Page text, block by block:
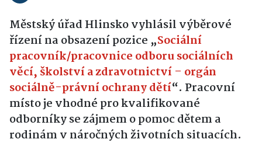
Městský úřad Hlinsko vyhlásil výběrové
řízení na obsazení pozice „Sociální
pracovník/pracovnice odboru sociálních
věcí, školství a zdravotnictví – orgán
sociálně-právní ochrany dětí“. Pracovní
místo je vhodné pro kvalifikované
odborníky se zájmem o pomoc dětem a
rodinám v náročných životních situacích.